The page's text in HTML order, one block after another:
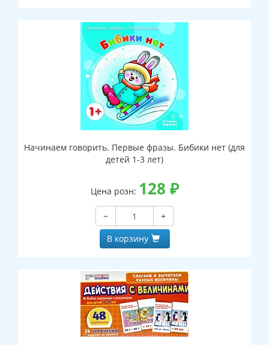
Начинаем говорить. Первые фразы. Бибики нет (для
детей 1-3 лет)
Цена розн: 128 ₽
−
+
В корзину